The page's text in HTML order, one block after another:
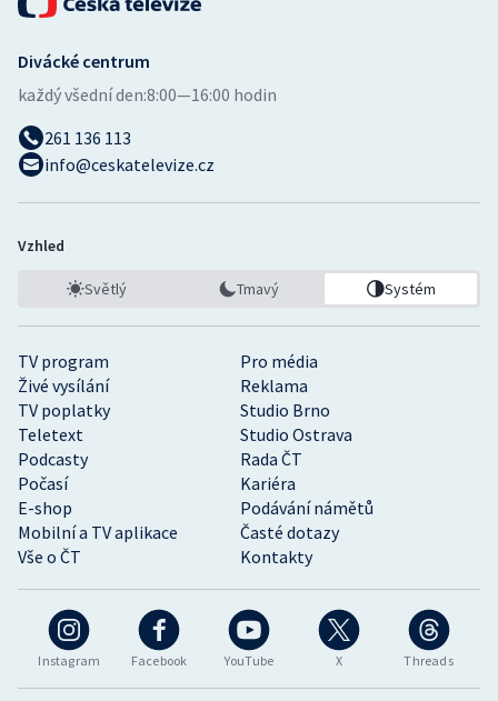
Instagram Facebook YouTube X Threads
TV program
Pro média
Živé vysílání
Reklama
TV poplatky
Studio Brno
Teletext
Studio Ostrava
Podcasty
Rada ČT
Počasí
Kariéra
E-shop
Podávání námětů
Mobilní a TV aplikace
Časté dotazy
Vše o ČT
Kontakty
Divácké centrum
každý všední den:8:00—16:00 hodin
261 136 113
info@ceskatelevize.cz
Vzhled
Světlý Tmavý Systém